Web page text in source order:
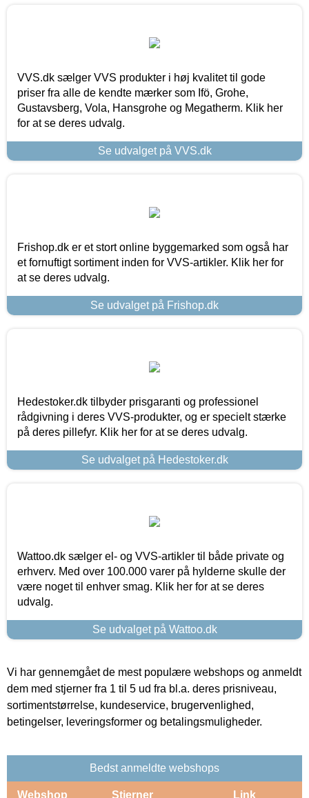
VVS.dk sælger VVS produkter i høj kvalitet til gode
priser fra alle de kendte mærker som Ifö, Grohe,
Gustavsberg, Vola, Hansgrohe og Megatherm. Klik her
for at se deres udvalg.
Se udvalget på VVS.dk
Frishop.dk er et stort online byggemarked som også har
et fornuftigt sortiment inden for VVS-artikler. Klik her for
at se deres udvalg.
Se udvalget på Frishop.dk
Hedestoker.dk tilbyder prisgaranti og professionel
rådgivning i deres VVS-produkter, og er specielt stærke
på deres pillefyr. Klik her for at se deres udvalg.
Se udvalget på Hedestoker.dk
Wattoo.dk sælger el- og VVS-artikler til både private og
erhverv. Med over 100.000 varer på hylderne skulle der
være noget til enhver smag. Klik her for at se deres
udvalg.
Se udvalget på Wattoo.dk
Vi har gennemgået de mest populære webshops og anmeldt
dem med stjerner fra 1 til 5 ud fra bl.a. deres prisniveau,
sortimentstørrelse, kundeservice, brugervenlighed,
betingelser, leveringsformer og betalingsmuligheder.
Bedst anmeldte webshops
Webshop Stjerner Link